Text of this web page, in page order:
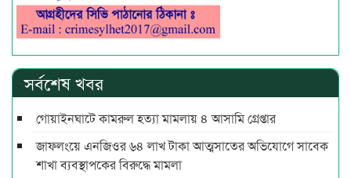
সর্বশেষ খবর
গোয়াইনঘাটে কামরুল হত্যা মামলায় ৪ আসামি গ্রেপ্তার
জাফলংয়ে এনজিওর ৬৪ লাখ টাকা আত্মসাতের অভিযোগে সাবেক
শাখা ব্যবস্থাপকের বিরুদ্ধে মামলা